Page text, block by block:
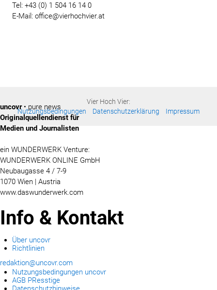
Tel: +43 (0) 1 504 16 14 0
E-Mail: office@vierhochvier.at
Vier Hoch Vier:
Nutzungsbedingungen
Datenschutzerklärung Impressum
uncovr• pure news
Originalquellendienst für
Medien und Journalisten
ein WUNDERWERK Venture:
WUNDERWERK ONLINE GmbH
Neubaugasse 4 / 7-9
1070 Wien | Austria
www.daswunderwerk.com
Info & Kontakt
Über uncovr
Richtlinien
redaktion@uncovr.com
Nutzungsbedingungen uncovr
AGB PResstige